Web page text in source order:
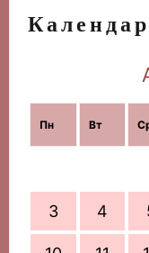
Пн Вт
3 4